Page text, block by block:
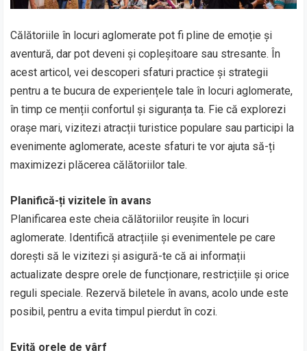
Călătoriile în locuri aglomerate pot fi pline de emoție și
aventură, dar pot deveni și copleșitoare sau stresante. În
acest articol, vei descoperi sfaturi practice și strategii
pentru a te bucura de experiențele tale în locuri aglomerate,
în timp ce menții confortul și siguranța ta. Fie că explorezi
orașe mari, vizitezi atracții turistice populare sau participi la
evenimente aglomerate, aceste sfaturi te vor ajuta să-ți
maximizezi plăcerea călătoriilor tale.
Planifică-ți vizitele în avans
Planificarea este cheia călătoriilor reușite în locuri
aglomerate. Identifică atracțiile și evenimentele pe care
dorești să le vizitezi și asigură-te că ai informații
actualizate despre orele de funcționare, restricțiile și orice
reguli speciale. Rezervă biletele în avans, acolo unde este
posibil, pentru a evita timpul pierdut în cozi.
Evită orele de vârf